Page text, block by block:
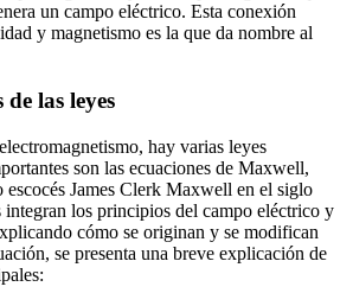
un campo eléctrico. Esta conexión
y magnetismo es la que da nombre al
las leyes
hay varias leyes
son las ecuaciones de Maxwell,
escocés James Clerk Maxwell en el siglo
los principios del campo eléctrico y
cómo se originan y se modifican
se presenta una breve explicación de